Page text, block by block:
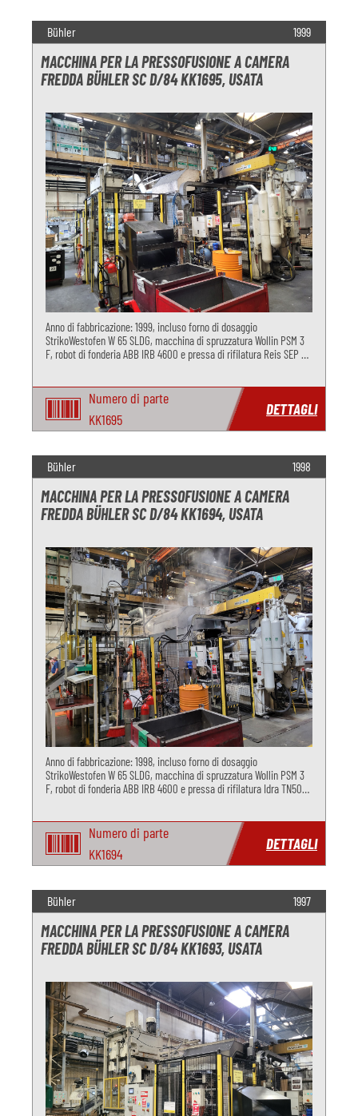
Bühler 1999
MACCHINA PER LA PRESSOFUSIONE A CAMERA
FREDDA BÜHLER SC D/84 KK1695, USATA
Anno di fabbricazione: 1999, incluso forno di dosaggio
StrikoWestofen W 65 SLDG, macchina di spruzzatura Wollin PSM 3
F, robot di fonderia ABB IRB 4600 e pressa di rifilatura Reis SEP 9-
Numero di parte
KK1695
DETTAGLI
Bühler 1998
MACCHINA PER LA PRESSOFUSIONE A CAMERA
FREDDA BÜHLER SC D/84 KK1694, USATA
Anno di fabbricazione: 1998, incluso forno di dosaggio
StrikoWestofen W 65 SLDG, macchina di spruzzatura Wollin PSM 3
F, robot di fonderia ABB IRB 4600 e pressa di rifilatura Idra TN50
Numero di parte
KK1694
DETTAGLI
Bühler 1997
MACCHINA PER LA PRESSOFUSIONE A CAMERA
FREDDA BÜHLER SC D/84 KK1693, USATA